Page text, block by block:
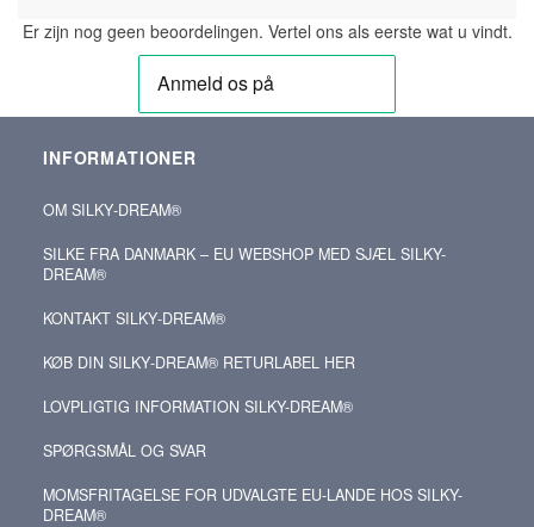
Er zijn nog geen beoordelingen. Vertel ons als eerste wat u vindt.
INFORMATIONER
OM SILKY‑DREAM®
SILKE FRA DANMARK – EU WEBSHOP MED SJÆL SILKY-
DREAM®
KONTAKT SILKY‑DREAM®
KØB DIN SILKY‑DREAM® RETURLABEL HER
LOVPLIGTIG INFORMATION SILKY-DREAM®
SPØRGSMÅL OG SVAR
MOMSFRITAGELSE FOR UDVALGTE EU-LANDE HOS SILKY-
DREAM®